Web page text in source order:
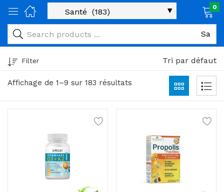
alimentaires)
0
Affichage de 1–9 sur 183 résultats
Filter Tri par défaut